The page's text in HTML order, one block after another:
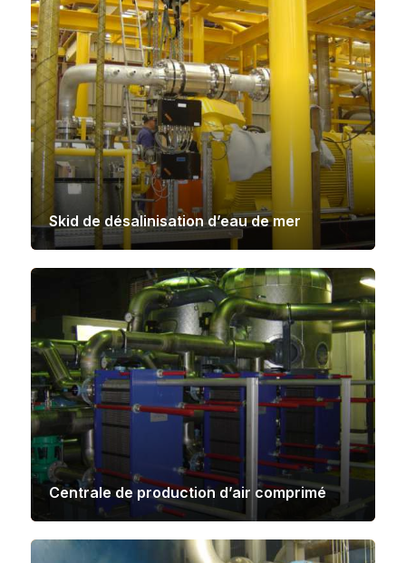
Skid de désalinisation d’eau de mer
Centrale de production d’air comprimé